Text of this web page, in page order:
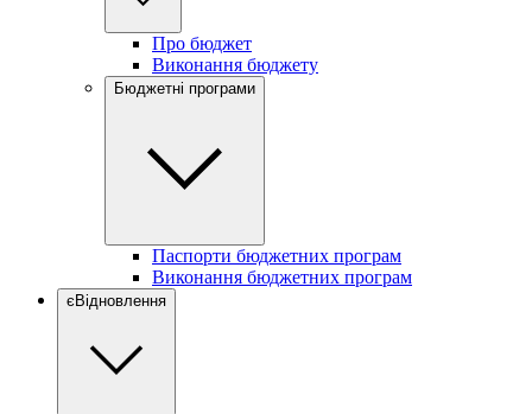
Про бюджет
Виконання бюджету
Бюджетні програми
Паспорти бюджетних програм
Виконання бюджетних програм
єВідновлення